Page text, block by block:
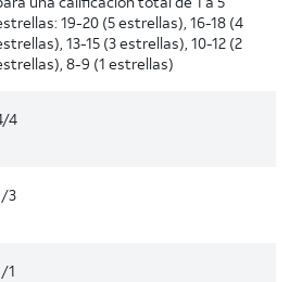
19-20 (5 estrellas), 16-18 (4
13-15 (3 estrellas), 10-12 (2
8-9 (1 estrellas)
4
3
1